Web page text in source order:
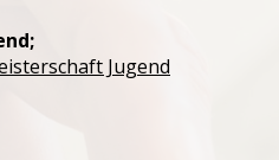
Jugend